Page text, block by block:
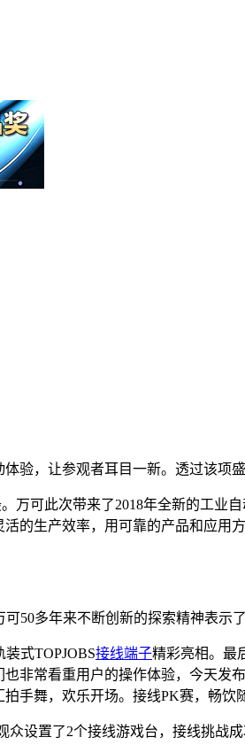
验，让参观者耳目一新。透过该项
万可此次带来了2018年全新的工业
的生产效率，用可靠的产品和应用
50多年来不断创新的探索精神表示了
式TOPJOBS接线端子精彩亮相。最
也非常看重用户的操作体验，今天发
手舞，欢乐开场。接线PK赛，畅饮
设置了2个接线游戏台，接线挑战